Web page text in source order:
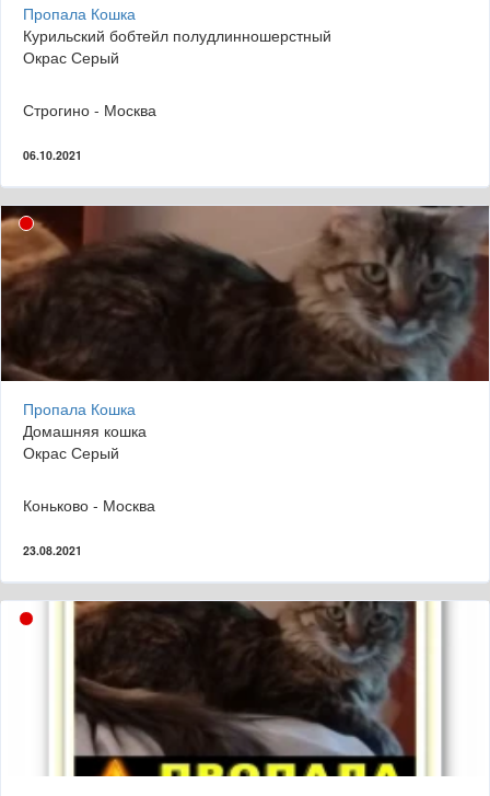
Пропала Кошка
Курильский бобтейл полудлинношерстный
Окрас Серый
Строгино - Москва
06.10.2021
Пропала Кошка
Домашняя кошка
Окрас Серый
Коньково - Москва
23.08.2021